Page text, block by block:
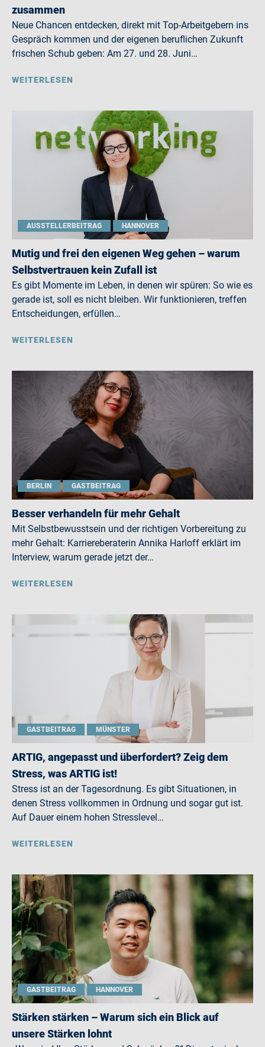
zusammen
Neue Chancen entdecken, direkt mit Top-Arbeitgebern ins
Gespräch kommen und der eigenen beruflichen Zukunft
frischen Schub geben: Am 27. und 28. Juni…
WEITERLESEN
AUSSTELLERBEITRAG HANNOVER
Mutig und frei den eigenen Weg gehen – warum
Selbstvertrauen kein Zufall ist
Es gibt Momente im Leben, in denen wir spüren: So wie es
gerade ist, soll es nicht bleiben. Wir funktionieren, treffen
Entscheidungen, erfüllen…
WEITERLESEN
BERLIN GASTBEITRAG
Besser verhandeln für mehr Gehalt
Mit Selbstbewusstsein und der richtigen Vorbereitung zu
mehr Gehalt: Karriereberaterin Annika Harloff erklärt im
Interview, warum gerade jetzt der…
WEITERLESEN
GASTBEITRAG MÜNSTER
ARTIG, angepasst und überfordert? Zeig dem
Stress, was ARTIG ist!
Stress ist an der Tagesordnung. Es gibt Situationen, in
denen Stress vollkommen in Ordnung und sogar gut ist.
Auf Dauer einem hohen Stresslevel…
WEITERLESEN
GASTBEITRAG HANNOVER
Stärken stärken – Warum sich ein Blick auf
unsere Stärken lohnt